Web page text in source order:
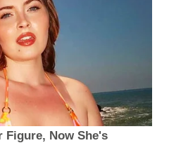
Figure, Now She's